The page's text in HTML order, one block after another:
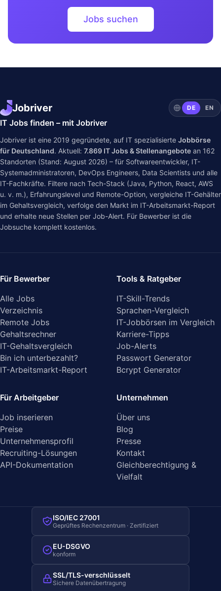
Jobs suchen
Jobriver DE EN
IT Jobs finden – mit Jobriver
Jobriver ist eine 2019 gegründete, auf IT spezialisierte Jobbörse
für Deutschland. Aktuell: 7.869 IT Jobs & Stellenangebote an 162
Standorten (Stand: August 2026) – für Softwareentwickler, IT-
Systemadministratoren, DevOps Engineers, Data Scientists und alle
IT-Fachkräfte. Filtere nach Tech-Stack (Java, Python, React, AWS
u. v. m.), Erfahrungslevel und Remote-Option, vergleiche IT-Gehälter
im Gehaltsvergleich, verfolge den Markt im IT-Arbeitsmarkt-Report
und erhalte neue Stellen per Job-Alert. Für Bewerber ist die
Jobsuche komplett kostenlos.
Für Bewerber
Alle Jobs
Verzeichnis
Remote Jobs
Gehaltsrechner
IT-Gehaltsvergleich
Bin ich unterbezahlt?
IT-Arbeitsmarkt-Report
Tools & Ratgeber
IT-Skill-Trends
Sprachen-Vergleich
IT-Jobbörsen im Vergleich
Karriere-Tipps
Job-Alerts
Passwort Generator
Bcrypt Generator
Für Arbeitgeber
Job inserieren
Preise
Unternehmensprofil
Recruiting-Lösungen
API-Dokumentation
Unternehmen
Über uns
Blog
Presse
Kontakt
Gleichberechtigung &
Vielfalt
ISO/IEC 27001
Geprüftes Rechenzentrum · Zertifiziert
EU-DSGVO
konform
SSL/TLS-verschlüsselt
Sichere Datenübertragung